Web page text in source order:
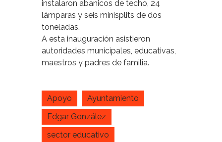
instalaron abanicos de techo, 24
lámparas y seis minisplits de dos
toneladas.
A esta inauguración asistieron
autoridades municipales, educativas,
maestros y padres de familia.
Apoyo
Ayuntamiento
Edgar González
sector educativo